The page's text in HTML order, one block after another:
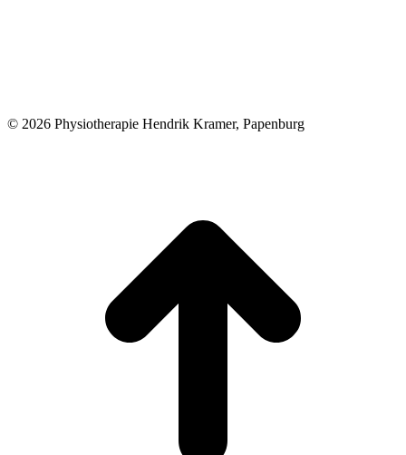
© 2026 Physiotherapie Hendrik Kramer, Papenburg